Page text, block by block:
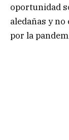
oportunidad
aledañas y
por la